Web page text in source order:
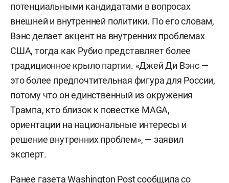
потенциальными кандидатами в вопросах
внешней и внутренней политики. По его словам,
Вэнс делает акцент на внутренних проблемах
США, тогда как Рубио представляет более
традиционное крыло партии. «Джей Ди Вэнс —
это более предпочтительная фигура для России,
потому что он единственный из окружения
Трампа, кто близок к повестке MAGA,
ориентации на национальные интересы и
решение внутренних проблем», — заявил
эксперт.
Ранее газетаWashington Postсообщила со